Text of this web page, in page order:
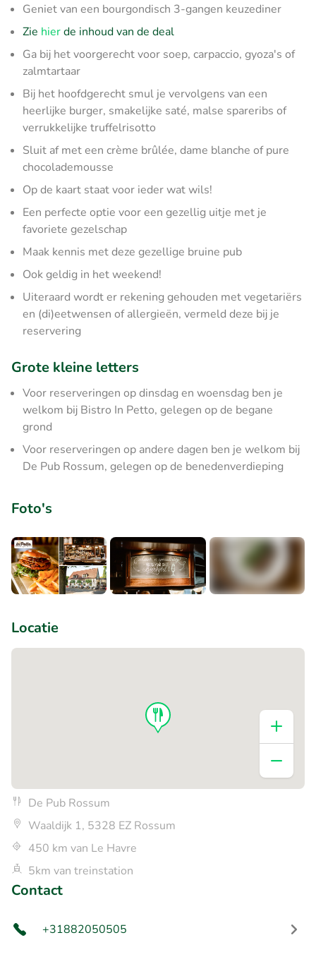
Geniet van een bourgondisch 3-gangen keuzediner
Zie hierde inhoud van de deal
Ga bij het voorgerecht voor soep, carpaccio, gyoza's of
zalmtartaar
Bij het hoofdgerecht smul je vervolgens van een
heerlijke burger, smakelijke saté, malse spareribs of
verrukkelijke truffelrisotto
Sluit af met een crème brûlée, dame blanche of pure
chocolademousse
Op de kaart staat voor ieder wat wils!
Een perfecte optie voor een gezellig uitje met je
favoriete gezelschap
Maak kennis met deze gezellige bruine pub
Ook geldig in het weekend!
Uiteraard wordt er rekening gehouden met vegetariërs
en (di)eetwensen of allergieën, vermeld deze bij je
reservering
Grote kleine letters
Voor reserveringen op dinsdag en woensdag ben je
welkom bij Bistro In Petto, gelegen op de begane
grond
Voor reserveringen op andere dagen ben je welkom bij
De Pub Rossum, gelegen op de benedenverdieping
Foto's
Locatie
De Pub Rossum
Waaldijk 1, 5328 EZ Rossum
450 km van Le Havre
5km van treinstation
Contact
+31882050505